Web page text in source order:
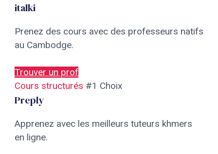
italki
Prenez des cours avec des professeurs natifs
au Cambodge.
Trouver un prof
Cours structurés #1 Choix
Preply
Apprenez avec les meilleurs tuteurs khmers
en ligne.